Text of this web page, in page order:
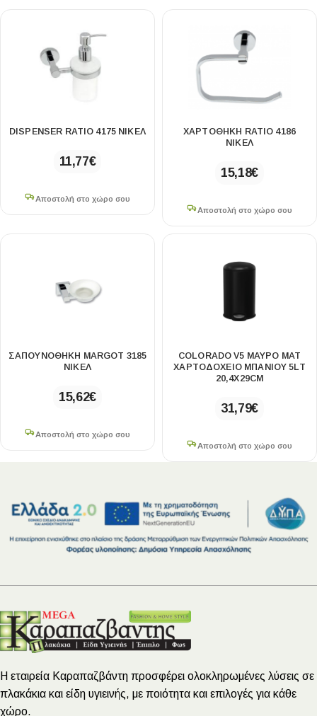
DISPENSER RATIO 4175 ΝΙΚΕΛ
11,77€
Αποστολή στο χώρο σου
ΧΑΡΤΟΘΗΚΗ RATIO 4186
ΝΙΚΕΛ
15,18€
Αποστολή στο χώρο σου
ΣΑΠΟΥΝΟΘΗΚΗ MARGOT 3185
ΝΙΚΕΛ
15,62€
Αποστολή στο χώρο σου
COLORADO V5 ΜΑΥΡΟ ΜΑΤ
ΧΑΡΤΟΔΟΧΕΙΟ ΜΠΑΝΙΟΥ 5LT
20,4Χ29CM
31,79€
Αποστολή στο χώρο σου
Η εταιρεία Καραπαζβάντη προσφέρει ολοκληρωμένες λύσεις σε
πλακάκια και είδη υγιεινής, με ποιότητα και επιλογές για κάθε
χώρο.